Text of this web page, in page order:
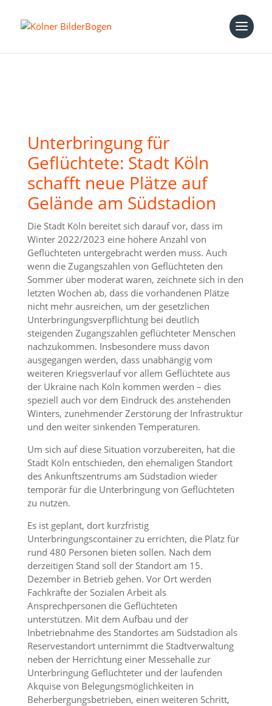
Unterbringung für
Geflüchtete: Stadt Köln
schafft neue Plätze auf
Gelände am Südstadion
Die Stadt Köln bereitet sich darauf vor, dass im
Winter 2022/2023 eine höhere Anzahl von
Geflüchteten untergebracht werden muss. Auch
wenn die Zugangszahlen von Geflüchteten den
Sommer über moderat waren, zeichnete sich in den
letzten Wochen ab, dass die vorhandenen Plätze
nicht mehr ausreichen, um der gesetzlichen
Unterbringungsverpflichtung bei deutlich
steigenden Zugangszahlen geflüchteter Menschen
nachzukommen. Insbesondere muss davon
ausgegangen werden, dass unabhängig vom
weiteren Kriegsverlauf vor allem Geflüchtete aus
der Ukraine nach Köln kommen werden – dies
speziell auch vor dem Eindruck des anstehenden
Winters, zunehmender Zerstörung der Infrastruktur
und den weiter sinkenden Temperaturen.
Um sich auf diese Situation vorzubereiten, hat die
Stadt Köln entschieden, den ehemaligen Standort
des Ankunftszentrums am Südstadion wieder
temporär für die Unterbringung von Geflüchteten
zu nutzen.
Es ist geplant, dort kurzfristig
Unterbringungscontainer zu errichten, die Platz für
rund 480 Personen bieten sollen. Nach dem
derzeitigen Stand soll der Standort am 15.
Dezember in Betrieb gehen. Vor Ort werden
Fachkräfte der Sozialen Arbeit als
Ansprechpersonen die Geflüchteten
unterstützen. Mit dem Aufbau und der
Inbetriebnahme des Standortes am Südstadion als
Reservestandort unternimmt die Stadtverwaltung
neben der Herrichtung einer Messehalle zur
Unterbringung Geflüchteter und der laufenden
Akquise von Belegungsmöglichkeiten in
Beherbergungsbetrieben, einen weiteren Schritt,